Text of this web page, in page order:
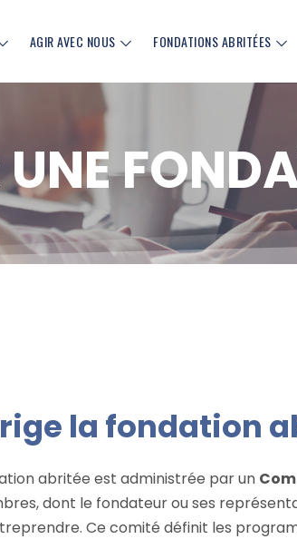
AGIR AVEC NOUS FONDATIONS ABRITÉES
UNE
Facebook (nouvelle fenêtre)
sur Linkedin (nouvelle fenêtre)
la fondation
abritée est administrée par un
dont le fondateur ou ses
Ce comité définit les